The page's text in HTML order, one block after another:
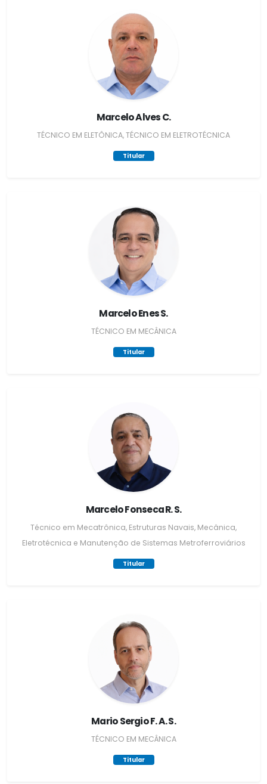
Marcelo Alves C.
TÉCNICO EM ELETÔNICA, TÉCNICO EM ELETROTÉCNICA
Titular
Marcelo Enes S.
TÉCNICO EM MECÂNICA
Titular
Marcelo Fonseca R. S.
Técnico em Mecatrônica, Estruturas Navais, Mecânica,
Eletrotécnica e Manutenção de Sistemas Metroferroviários
Titular
Mario Sergio F. A. S.
TÉCNICO EM MECÂNICA
Titular